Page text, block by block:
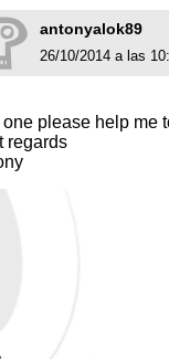
antonyalok89
26/10/2014 a las
please help me
regards